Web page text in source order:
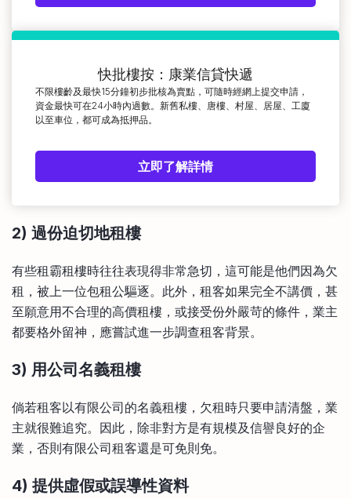
快批樓按：康業信貸快遞
不限樓齡及最快15分鐘初步批核為賣點，可隨時經網上提交申請，
資金最快可在24小時內過數。新舊私樓、唐樓、村屋、居屋、工廈
以至車位，都可成為抵押品。
立即了解詳情
2) 過份迫切地租樓
有些租霸租樓時往往表現得非常急切，這可能是他們因為欠
租，被上一位包租公驅逐。此外，租客如果完全不講價，甚
至願意用不合理的高價租樓，或接受份外嚴苛的條件，業主
都要格外留神，應嘗試進一步調查租客背景。
3) 用公司名義租樓
倘若租客以有限公司的名義租樓，欠租時只要申請清盤，業
主就很難追究。因此，除非對方是有規模及信譽良好的企
業，否則有限公司租客還是可免則免。
4) 提供虛假或誤導性資料